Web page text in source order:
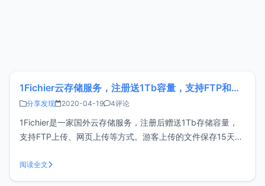
1Fichier云存储服务，注册送1Tb容量，支持FTP和离线下载
分享发现 2020-04-19 4评论
1Fichier是一家国外云存储服务，注册后赠送1Tb存储容量，
支持FTP上传、网页上传等方式。游客上传的文件保存15天，
册1Fichier后可获得1Tb容量。1Fichier官网：
https://1fichier.com/上传到1F
阅读全文